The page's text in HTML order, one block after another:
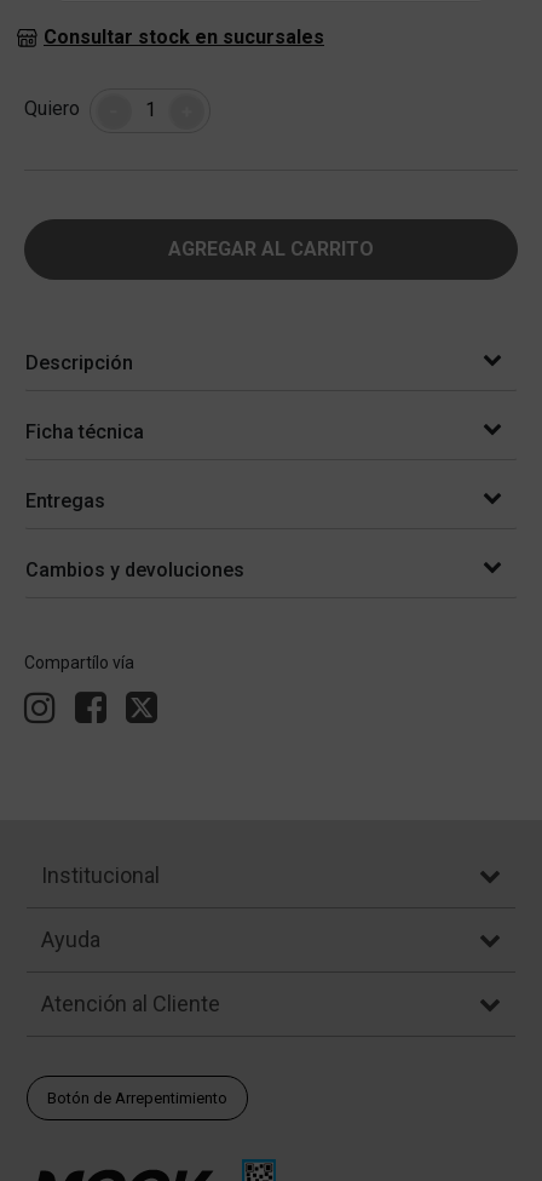
Consultar stock en sucursales
Quiero Cantidad
AGREGAR AL CARRITO
Descripción
Ficha técnica
Entregas
Cambios y devoluciones
Compartílo vía
Institucional
Ayuda
Atención al Cliente
Botón de Arrepentimiento